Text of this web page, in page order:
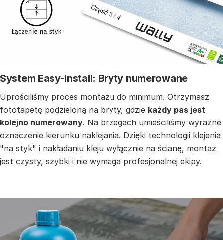
System Easy-Install: Bryty numerowane
Uprościliśmy proces montażu do minimum. Otrzymasz
fototapetę podzieloną na bryty, gdzie każdy pas jest
kolejno numerowany. Na brzegach umieściliśmy wyraźne
oznaczenie kierunku naklejania. Dzięki technologii klejenia
"na styk" i nakładaniu kleju wyłącznie na ścianę, montaż
jest czysty, szybki i nie wymaga profesjonalnej ekipy.